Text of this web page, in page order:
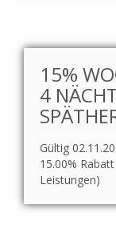
15%
4
Gültig
15.00%
Leistungen)